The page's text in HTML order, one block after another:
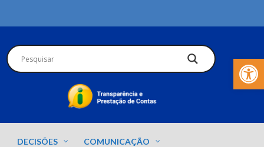
Barra de
DECISÕES COMUNICAÇÃO